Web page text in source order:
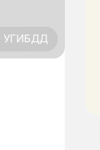
УГИБДД